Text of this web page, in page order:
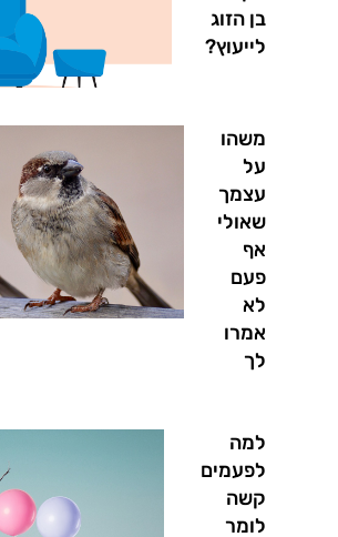
בן הזוג
לייעוץ?
משהו
על
עצמך
שאולי
אף
פעם
לא
אמרו
לך
למה
לפעמים
קשה
לומר